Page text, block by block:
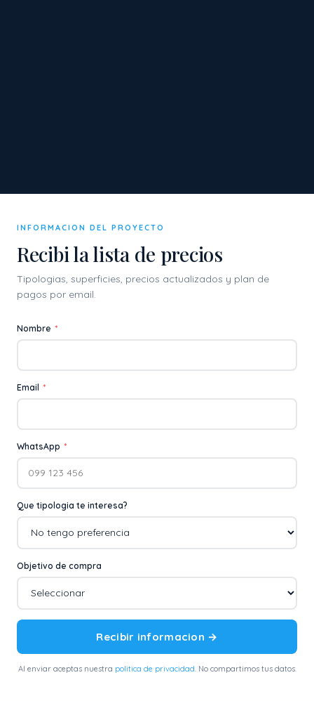
INFORMACION DEL PROYECTO
Recibi la lista de precios
Tipologias, superficies, precios actualizados y plan de
pagos por email.
Nombre *
Email *
WhatsApp *
Que tipologia te interesa?
Objetivo de compra
Recibir informacion →
Al enviar aceptas nuestra politica de privacidad . No compartimos tus datos.